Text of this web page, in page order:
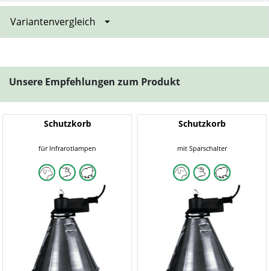
Variantenvergleich
Unsere Empfehlungen zum Produkt
Schutzkorb
für Infrarotlampen
Schutzkorb
mit Sparschalter